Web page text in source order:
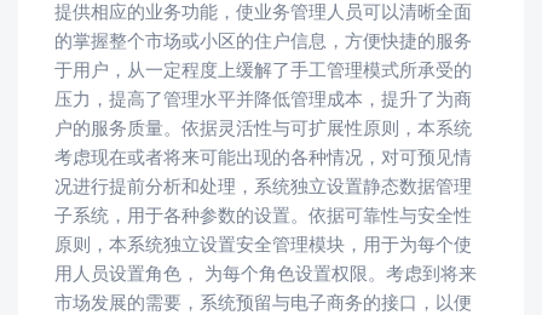
提供相应的业务功能，使业务管理人员可以清晰全面
的掌握整个市场或小区的住户信息，方便快捷的服务
于用户，从一定程度上缓解了手工管理模式所承受的
压力，提高了管理水平并降低管理成本，提升了为商
户的服务质量。依据灵活性与可扩展性原则，本系统
考虑现在或者将来可能出现的各种情况，对可预见情
况进行提前分析和处理，系统独立设置静态数据管理
子系统，用于各种参数的设置。依据可靠性与安全性
原则，本系统独立设置安全管理模块，用于为每个使
用人员设置角色， 为每个角色设置权限。考虑到将来
市场发展的需要，系统预留与电子商务的接口，以便